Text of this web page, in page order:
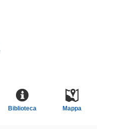
Mappa
Biblioteca